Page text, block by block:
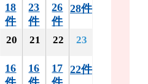
18
件
23
件
26
件
28件
20
16
21
16
22
17
23
22件